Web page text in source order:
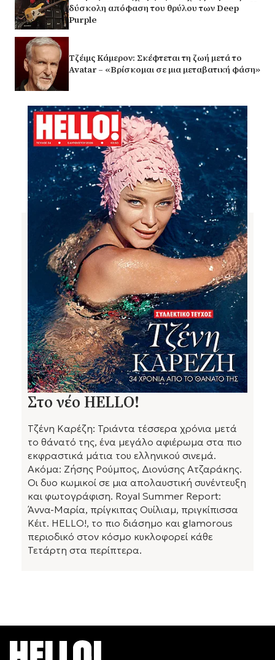
δύσκολη απόφαση του θρύλου των Deep
Purple
Τζέιμς Κάμερον: Σκέφτεται τη ζωή μετά το
Avatar – «Βρίσκομαι σε μια μεταβατική φάση»
Στο νέο HELLO!
Τζένη Καρέζη: Τριάντα τέσσερα χρόνια μετά
το θάνατό της, ένα μεγάλο αφιέρωμα στα πιο
εκφραστικά μάτια του ελληνικού σινεμά.
Ακόμα: Ζήσης Ρούμπος, Διονύσης Ατζαράκης.
Οι δυο κωμικοί σε μια απολαυστική συνέντευξη
και φωτογράφιση. Royal Summer Report:
Άννα-Μαρία, πρίγκιπας Ουίλιαμ, πριγκίπισσα
Κέιτ. HELLO!, το πιο διάσημο και glamorous
περιοδικό στον κόσμο κυκλοφορεί κάθε
Τετάρτη στα περίπτερα.